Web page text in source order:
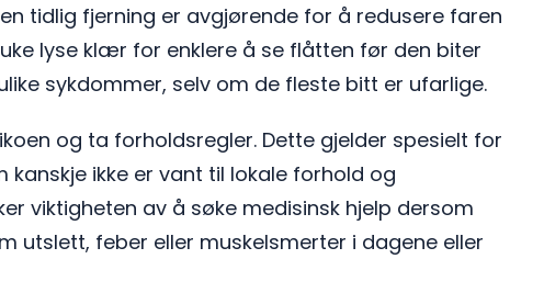
tidlig fjerning er avgjørende for å redusere faren
lyse klær for enklere å se flåtten før den biter
sykdommer, selv om de fleste bitt er ufarlige.
og ta forholdsregler. Dette gjelder spesielt for
ikke er vant til lokale forhold og
viktigheten av å søke medisinsk hjelp dersom
utslett, feber eller muskelsmerter i dagene eller